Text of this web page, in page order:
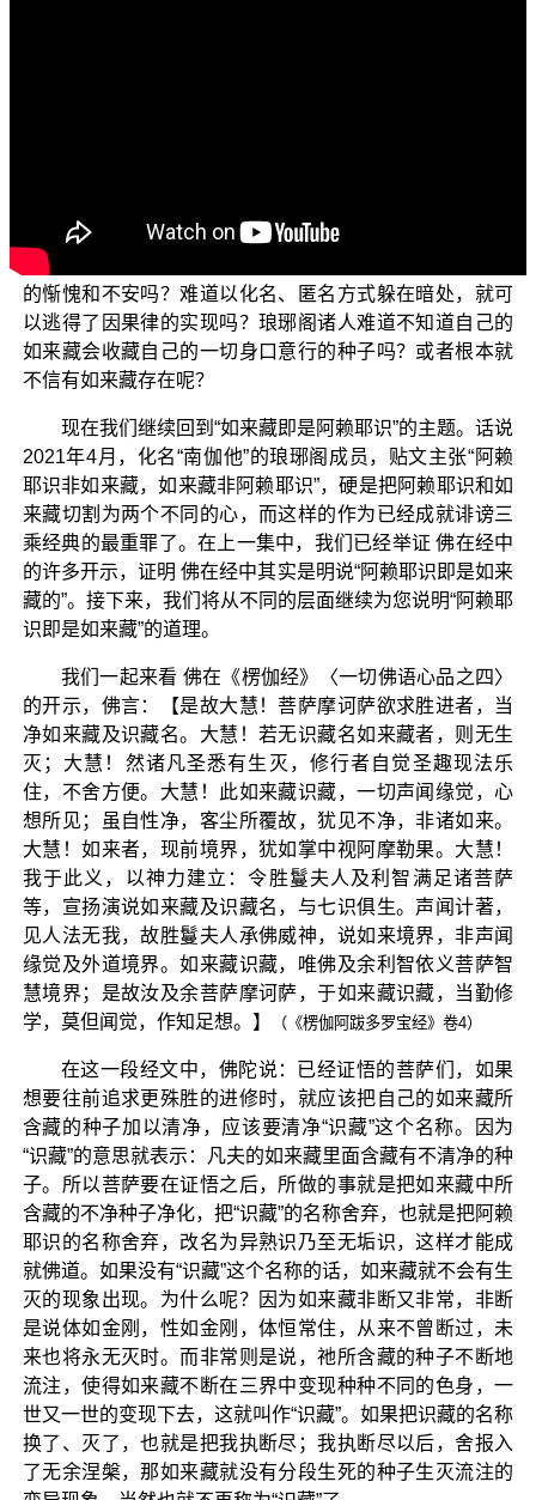
〔网络〕媒体，以栽赃、诬蔑、渲染、抹黑、扭曲等方式，
恶意攻击 平实导师和正觉同修会，深心中难道都没有丝毫
的惭愧和不安吗？难道以化名、匿名方式躲在暗处，就可
以逃得了因果律的实现吗？琅琊阁诸人难道不知道自己的
如来藏会收藏自己的一切身口意行的种子吗？或者根本就
不信有如来藏存在呢？
现在我们继续回到“如来藏即是阿赖耶识”的主题。话说
2021年4月，化名“南伽他”的琅琊阁成员，贴文主张“阿赖
耶识非如来藏，如来藏非阿赖耶识”，硬是把阿赖耶识和如
来藏切割为两个不同的心，而这样的作为已经成就诽谤三
乘经典的最重罪了。在上一集中，我们已经举证 佛在经中
的许多开示，证明 佛在经中其实是明说“阿赖耶识即是如来
藏的”。接下来，我们将从不同的层面继续为您说明“阿赖耶
识即是如来藏”的道理。
我们一起来看 佛在《楞伽经》〈一切佛语心品之四〉
的开示，佛言：【是故大慧！菩萨摩诃萨欲求胜进者，当
净如来藏及识藏名。大慧！若无识藏名如来藏者，则无生
灭；大慧！然诸凡圣悉有生灭，修行者自觉圣趣现法乐
住，不舍方便。大慧！此如来藏识藏，一切声闻缘觉，心
想所见；虽自性净，客尘所覆故，犹见不净，非诸如来。
大慧！如来者，现前境界，犹如掌中视阿摩勒果。大慧！
我于此义，以神力建立：令胜鬘夫人及利智满足诸菩萨
等，宣扬演说如来藏及识藏名，与七识俱生。声闻计著，
见人法无我，故胜鬘夫人承佛威神，说如来境界，非声闻
缘觉及外道境界。如来藏识藏，唯佛及余利智依义菩萨智
慧境界；是故汝及余菩萨摩诃萨，于如来藏识藏，当勤修
学，莫但闻觉，作知足想。】
（《楞伽阿跋多罗宝经》卷4）
在这一段经文中，佛陀说：已经证悟的菩萨们，如果
想要往前追求更殊胜的进修时，就应该把自己的如来藏所
含藏的种子加以清净，应该要清净“识藏”这个名称。因为
“识藏”的意思就表示：凡夫的如来藏里面含藏有不清净的种
子。所以菩萨要在证悟之后，所做的事就是把如来藏中所
含藏的不净种子净化，把“识藏”的名称舍弃，也就是把阿赖
耶识的名称舍弃，改名为异熟识乃至无垢识，这样才能成
就佛道。如果没有“识藏”这个名称的话，如来藏就不会有生
灭的现象出现。为什么呢？因为如来藏非断又非常，非断
是说体如金刚，性如金刚，体恒常住，从来不曾断过，未
来也将永无灭时。而非常则是说，祂所含藏的种子不断地
流注，使得如来藏不断在三界中变现种种不同的色身，一
世又一世的变现下去，这就叫作“识藏”。如果把识藏的名称
换了、灭了，也就是把我执断尽；我执断尽以后，舍报入
了无余涅槃，那如来藏就没有分段生死的种子生灭流注的